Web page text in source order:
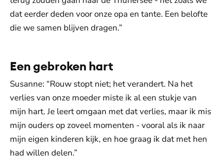
dat eerder deden voor onze opa en tante. Een belofte
die we samen blijven dragen.”
Een gebroken hart
Susanne: “Rouw stopt niet; het verandert. Na het
verlies van onze moeder miste ik al een stukje van
mijn hart. Je leert omgaan met dat verlies, maar ik mis
mijn ouders op zoveel momenten - vooral als ik naar
mijn eigen kinderen kijk, en hoe graag ik dat met hen
had willen delen.”